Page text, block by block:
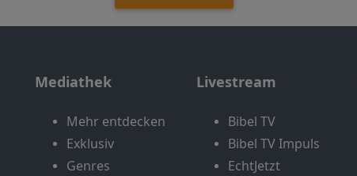
Mediathek
Mehr entdecken
Exklusiv
Genres
Livestream
Bibel TV
Bibel TV Impuls
EchtJetzt